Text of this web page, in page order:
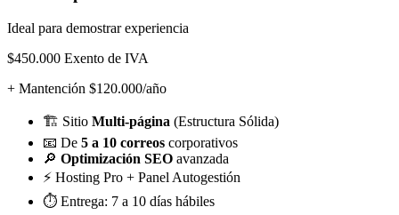
Ideal para demostrar experiencia
$450.000 Exento de IVA
+ Mantención $120.000/año
🏗️ Sitio Multi-página (Estructura Sólida)
📧 De 5 a 10 correos corporativos
🔎 Optimización SEO avanzada
⚡ Hosting Pro + Panel Autogestión
⏱️ Entrega: 7 a 10 días hábiles